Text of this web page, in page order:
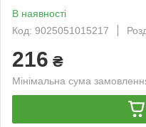
В наявності
Код: 9025051015217
216 ₴
Мінімальна сума